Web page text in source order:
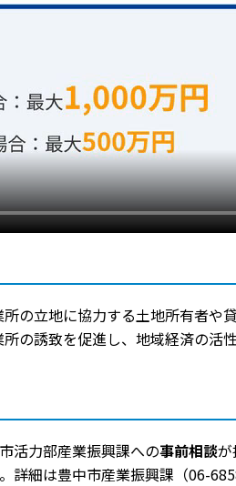
の立地に協力する土地所有者
の誘致を促進し、地域経済の
活力部産業振興課への事前相談
詳細は豊中市産業振興課（06-